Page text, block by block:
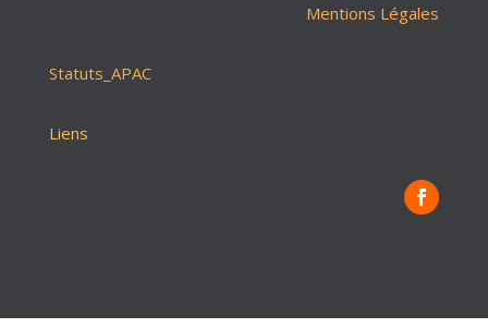
Mentions Légales
Statuts_APAC
Liens